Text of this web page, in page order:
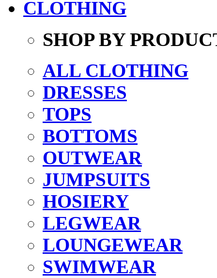
CLOTHING
SHOP BY
ALL CLOTHING
DRESSES
TOPS
BOTTOMS
OUTWEAR
JUMPSUITS
HOSIERY
LEGWEAR
LOUNGEWEAR
SWIMWEAR